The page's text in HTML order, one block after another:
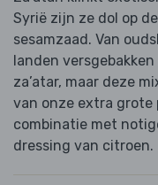
Syrië zijn ze dol op
sesamzaad. Van
landen
za’atar, maar deze
van onze extra grote
combinatie met
dressing van citroen.